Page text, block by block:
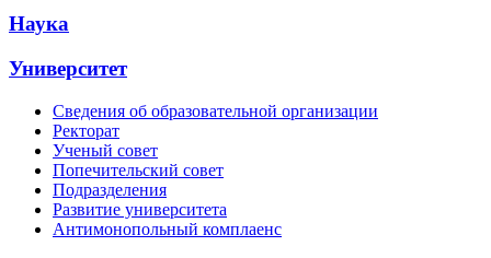
Наука
Университет
Сведения об образовательной организации
Ректорат
Ученый совет
Попечительский совет
Подразделения
Развитие университета
Антимонопольный комплаенс